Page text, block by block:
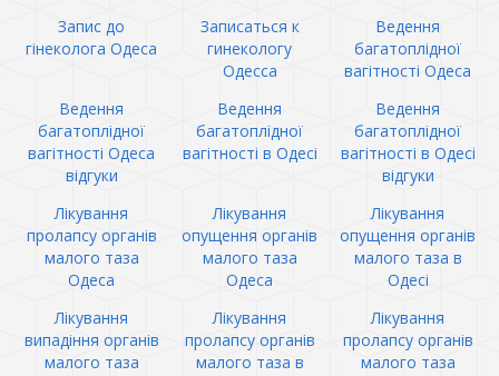
Запис до
гінеколога Одеса
Записаться к
гинекологу
Одесса
Ведення
багатоплідної
вагітності Одеса
Ведення
багатоплідної
вагітності Одеса
відгуки
Ведення
багатоплідної
вагітності в Одесі
Ведення
багатоплідної
вагітності в Одесі
відгуки
Лікування
пролапсу органів
малого таза
Одеса
Лікування
опущення органів
малого таза
Одеса
Лікування
опущення органів
малого таза в
Одесі
Лікування
випадіння органів
малого таза
Лікування
пролапсу органів
малого таза в
Лікування
пролапсу органів
малого таза